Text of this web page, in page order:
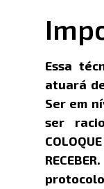
Essa
atuará
Ser em
ser